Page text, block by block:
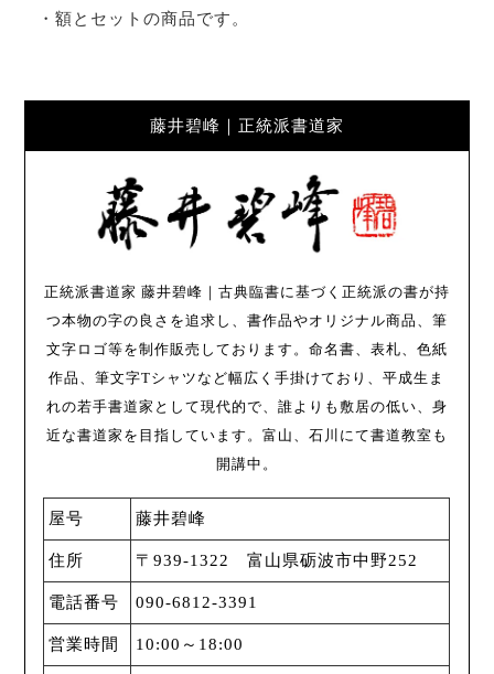
・額とセットの商品です。
藤井碧峰｜正統派書道家
正統派書道家 藤井碧峰｜古典臨書に基づく正統派の書が持
つ本物の字の良さを追求し、書作品やオリジナル商品、筆
文字ロゴ等を制作販売しております。命名書、表札、色紙
作品、筆文字Tシャツなど幅広く手掛けており、平成生ま
れの若手書道家として現代的で、誰よりも敷居の低い、身
近な書道家を目指しています。富山、石川にて書道教室も
開講中。
屋号 藤井碧峰
住所 〒939-1322 富山県砺波市中野252
電話番号 090-6812-3391
営業時間 10:00～18:00